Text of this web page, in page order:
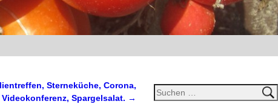
Sterneküche, Corona,
Spargelsalat. →